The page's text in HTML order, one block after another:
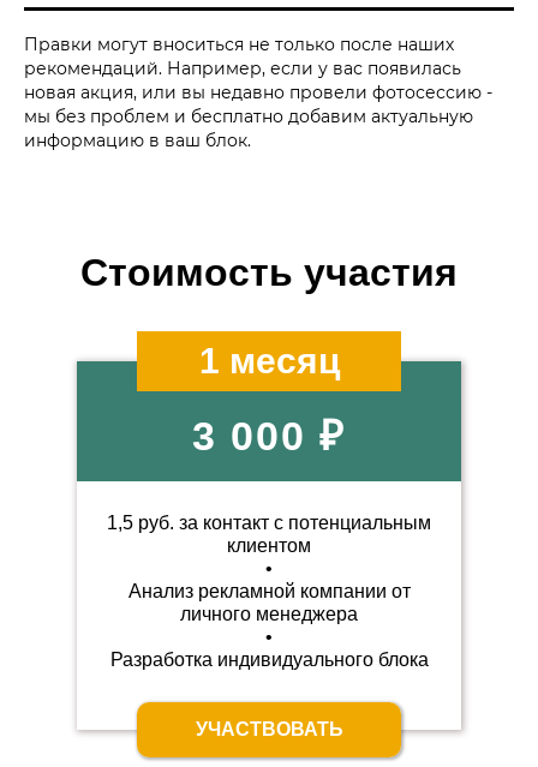
Правки могут вноситься не только после наших
рекомендаций. Например, если у вас появилась
новая акция, или вы недавно провели фотосессию -
мы без проблем и бесплатно добавим актуальную
информацию в ваш блок.
Стоимость участия
3 000 ₽
1,5 руб. за контакт с потенциальным
клиентом
•
Анализ рекламной компании от
личного менеджера
•
Разработка индивидуальногоблока
1 месяц
УЧАСТВОВАТЬ